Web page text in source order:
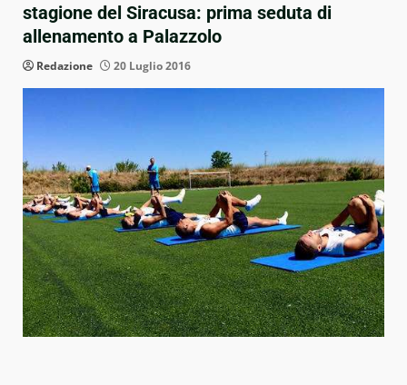
stagione del Siracusa: prima seduta di
allenamento a Palazzolo
Redazione 20 Luglio 2016